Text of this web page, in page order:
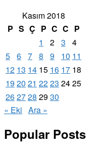
Kasım 2018
P S Ç P C C P
1
2 3
4
5 6 7 8 9 10 11
12 13 14 15 16 17 18
19 20 21 2223 2425
262728 2930
« Eki Ara »
Popular Posts